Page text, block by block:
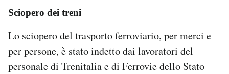
Sciopero dei treni
Lo sciopero del trasporto ferroviario, per merci e
per persone, è stato indetto dai lavoratori del
personale di Trenitalia e di Ferrovie dello Stato